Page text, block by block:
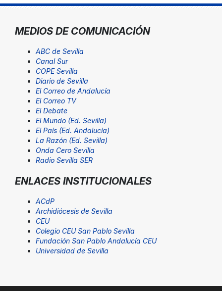
MEDIOS DE COMUNICACIÓN
ABC de Sevilla
Canal Sur
COPE Sevilla
Diario de Sevilla
El Correo de Andalucía
El Correo TV
El Debate
El Mundo (Ed. Sevilla)
El País (Ed. Andalucía)
La Razón (Ed. Sevilla)
Onda Cero Sevilla
Radio Sevilla SER
ENLACES INSTITUCIONALES
ACdP
Archidiócesis de Sevilla
CEU
Colegio CEU San Pablo Sevilla
Fundación San Pablo Andalucía CEU
Universidad de Sevilla